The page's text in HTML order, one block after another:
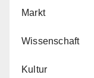
Markt
Wissenschaft
Kultur